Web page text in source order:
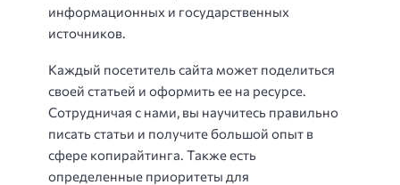
информационных и государственных
источников.
Каждый посетитель сайта может поделиться
своей статьей и оформить ее на ресурсе.
Сотрудничая с нами, вы научитесь правильно
писать статьи и получите большой опыт в
сфере копирайтинга. Также есть
определенные приоритеты для